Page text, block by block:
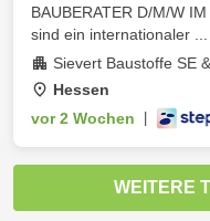
BAUBERATER D/M/W
sind ein internationaler ...
Sievert Baustoffe SE
Hessen
vor 2 Wochen
WEITERE